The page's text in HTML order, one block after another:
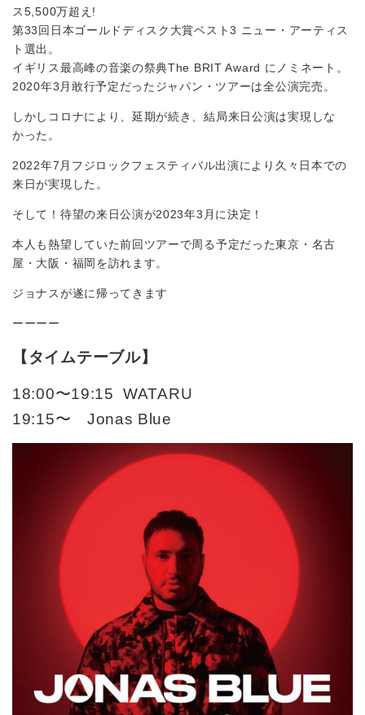
ス5,500万超え!
第33回日本ゴールドディスク大賞ベスト3 ニュー・アーティス
ト選出。
イギリス最高峰の音楽の祭典The BRIT Award にノミネート。
2020年3月敢行予定だったジャパン・ツアーは全公演完売。
しかしコロナにより、延期が続き、結局来日公演は実現しな
かった。
2022年7月フジロックフェスティバル出演により久々日本での
来日が実現した。
そして！待望の来日公演が2023年3月に決定！
本人も熱望していた前回ツアーで周る予定だった東京・名古
屋・大阪・福岡を訪れます。
ジョナスが遂に帰ってきます
ーーーー
【タイムテーブル】
18:00〜19:15 WATARU
19:15〜 Jonas Blue